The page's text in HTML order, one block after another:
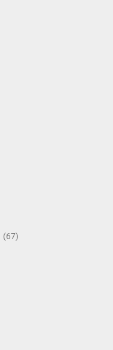
(67)